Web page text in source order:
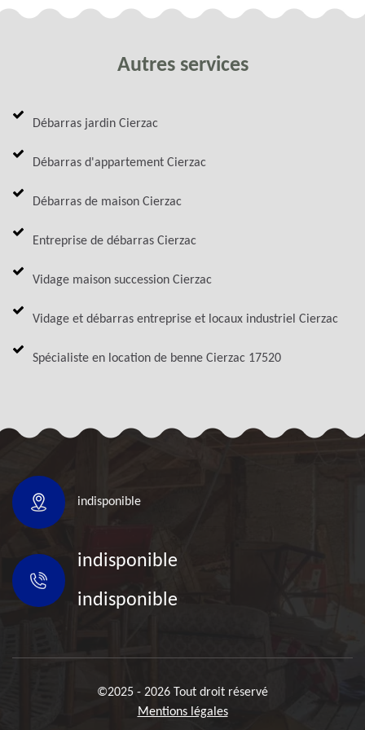
Autres services
Débarras jardin Cierzac
Débarras d'appartement Cierzac
Débarras de maison Cierzac
Entreprise de débarras Cierzac
Vidage maison succession Cierzac
Vidage et débarras entreprise et locaux industriel Cierzac
Spécialiste en location de benne Cierzac 17520
indisponible
indisponible
indisponible
©2025 - 2026 Tout droit réservé
Mentions légales